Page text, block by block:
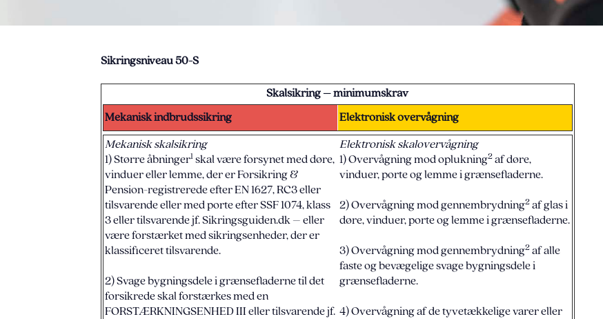
Sikringsniveau 50-S
Skalsikring – minimumskrav
Mekanisk indbrudssikring
Elektronisk overvågning
Mekanisk skalsikring
1) Større åbninger1skal være forsynet med døre,
vinduer eller lemme, der er Forsikring &
Pension-registrerede efter EN 1627, RC3 eller
tilsvarende eller med porte efter SSF 1074, klass
3 eller tilsvarende jf. Sikringsguiden.dk – eller
være forstærket med sikringsenheder, der er
klassificeret tilsvarende.
2) Svage bygningsdele i grænsefladerne til det
forsikrede skal forstærkes med en
FORSTÆRKNINGSENHED III eller tilsvarende jf.
Elektronisk skalovervågning
1) Overvågning mod oplukning2af døre,
vinduer, porte og lemme i grænsefladerne.
2) Overvågning mod gennembrydning2af glas i
døre, vinduer, porte og lemme i grænsefladerne.
3) Overvågning mod gennembrydning2af alle
faste og bevægelige svage bygningsdele i
grænsefladerne.
4) Overvågning af de tyvetækkelige varer eller